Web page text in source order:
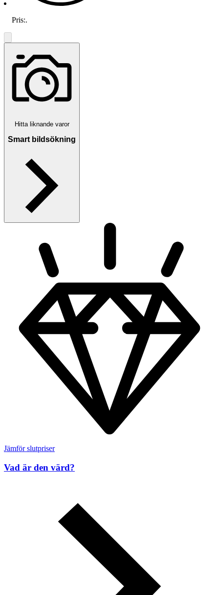
Pris:.
Hitta liknande varor
Smart bildsökning
Jämför slutpriser
Vad är den värd?